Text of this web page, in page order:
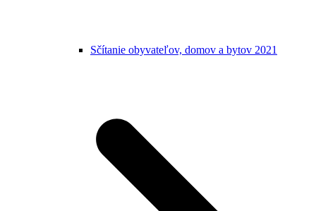
Sčítanie obyvateľov, domov a bytov 2021